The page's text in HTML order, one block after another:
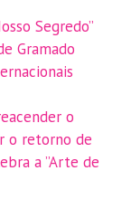
Segredo”
Gramado
o
o retorno de
a ”Arte de